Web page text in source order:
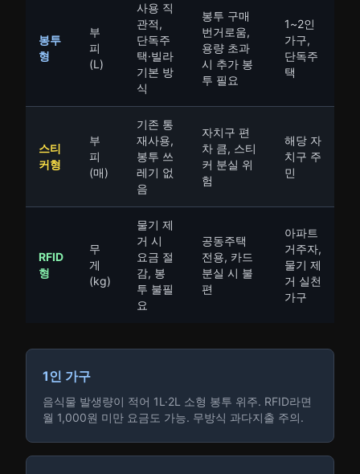
봉투
형
부
피
(L)
사용 직
관적,
단독주
택·빌라
기본 방
식
봉투 구매
번거로움,
용량 초과
시 추가 봉
투 필요
1~2인
가구,
단독주
택
스티
커형
부
피
(매)
기존 통
재사용,
봉투 쓰
레기 없
음
자치구 편
차 큼, 스티
커 분실 위
험
해당 자
치구 주
민
RFID
형
무
게
(kg)
물기 제
거 시
요금 절
감, 봉
투 불필
요
공동주택
전용, 카드
분실 시 불
편
아파트
거주자,
물기 제
거 실천
가구
1인 가구
음식물 발생량이 적어 1L·2L 소형 봉투 위주. RFID라면
월 1,000원 미만 요금도 가능. 무방식 과다지출 주의.